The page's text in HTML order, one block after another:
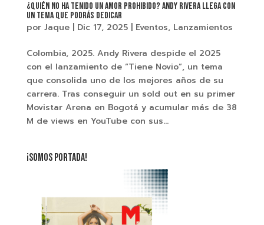
¿Quién no ha tenido un amor prohibido? Andy Rivera llega con
un tema que podrás dedicar
por Jaque| Dic 17, 2025| Eventos, Lanzamientos
Colombia, 2025. Andy Rivera despide el 2025
con el lanzamiento de “Tiene Novio”, un tema
que consolida uno de los mejores años de su
carrera. Tras conseguir un sold out en su primer
Movistar Arena en Bogotá y acumular más de 38
M de views en YouTube con sus...
¡SOMOS PORTADA!